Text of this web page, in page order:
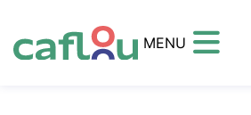
MENU